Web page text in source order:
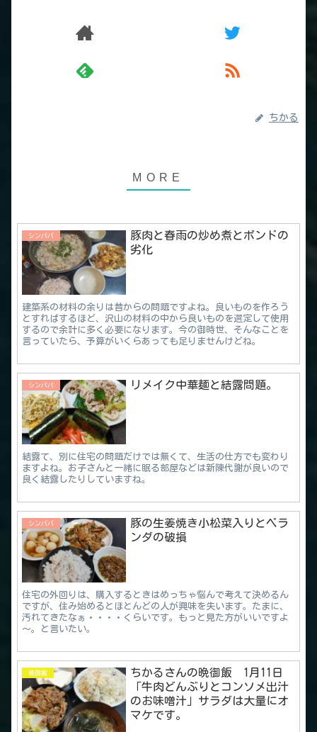
ちかる
シンパパ
豚肉と春雨の炒め煮とボンドの
劣化
建築系の材料の余りは昔からの問題ですよね。良いものを作ろう
とすればするほど、沢山の材料の中から良いものを選定して使用
するので余計に多く必要になります。今の御時世、そんなことを
言っていたら、予算がいくらあっても足りませんけどね。
シンパパ リメイク中華麺と結露問題。
結露て、別に住宅の問題だけでは無くて、生活の仕方でも変わり
ますよね。お子さんと一緒に眠る部屋などは新陳代謝が良いので
良く結露したりしていますね。
シンパパ
豚の生姜焼き小松菜入りとベラ
ンダの破損
住宅の外回りは、購入するときはめっちゃ悩んで考えて決めるん
ですが、住み始めるとほとんどの人が興味を失います。たまに、
汚れてきたなぁ・・・・くらいです。もっと見た方がいいですよ
～。と言いたい。
晩御飯
ちかるさんの晩御飯 1月11日
「牛肉どんぶりとコンソメ出汁
のお味噌汁」サラダは大量にオ
マケです。